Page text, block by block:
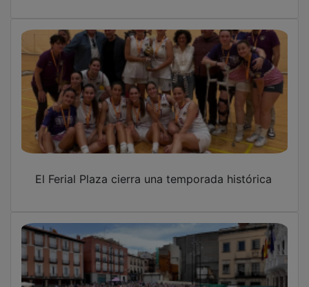
El Ferial Plaza cierra una temporada histórica